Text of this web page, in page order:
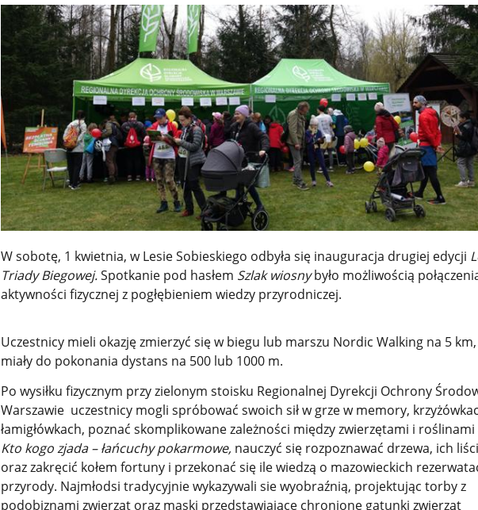
W sobotę, 1 kwietnia, w Lesie Sobieskiego odbyła się inauguracja drugiej edycji
Triady Biegowej.Spotkanie pod hasłem Szlak wiosnybyło możliwością
aktywności fizycznej z pogłębieniem wiedzy przyrodniczej.
Uczestnicy mieli okazję zmierzyć się w biegu lub marszu Nordic Walking na 5 km,
miały do pokonania dystans na 500 lub 1000 m.
Po wysiłku fizycznym przy zielonym stoisku Regionalnej Dyrekcji Ochrony
Warszawie uczestnicy mogli spróbować swoich sił w grze w memory,
łamigłówkach, poznać skomplikowane zależności między zwierzętami i
Kto kogo zjada – łańcuchy pokarmowe, nauczyć się rozpoznawać drzewa, ich
oraz zakręcić kołem fortuny i przekonać się ile wiedzą o mazowieckich
przyrody. Najmłodsi tradycyjnie wykazywali sie wyobraźnią, projektując torby z
podobiznami zwierząt oraz maski przedstawiające chronione gatunki zwierząt